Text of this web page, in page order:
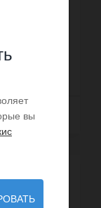
: 360
€
вы